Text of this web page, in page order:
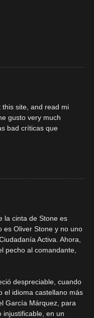
this site, and read mi
gusto very much
bad críticas que
la cinta de Stone es
es Oliver Stone y no uno
Activa. Ahora,
pecho al comandante,
despreciable, cuando
el idioma castellano más
García Márquez, para
injustificable, en un